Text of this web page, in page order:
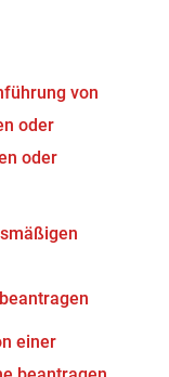
von
oder
oder
einer